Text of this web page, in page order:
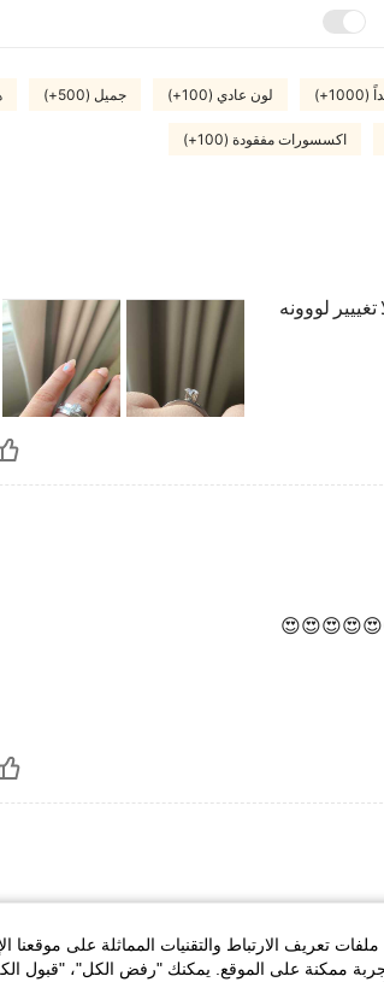
لون عادي (100+) جميل (500+)
اكسسورات مفقودة (100+)
لووونه
تعريف الارتباط والتقنيات المماثلة على موقعنا
ممكنة على الموقع. يمكنك "رفض الكل"، "قبول